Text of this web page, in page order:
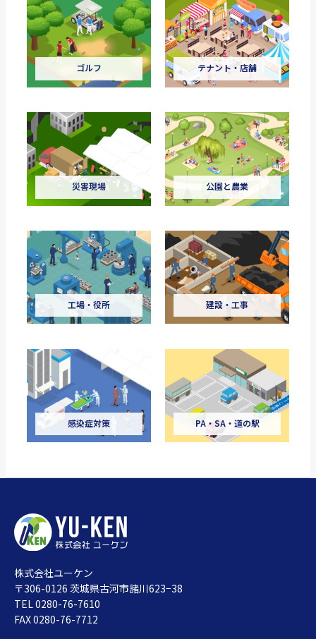
ゴルフ テナント・店舗
災害現場 公園と農業
工場・役所 建設・工事
感染症対策 PA・SA・道の駅
株式会社ユーケン
〒306-0126 茨城県古河市諸川623−38
TEL 0280-76-7610
FAX 0280-76-7712